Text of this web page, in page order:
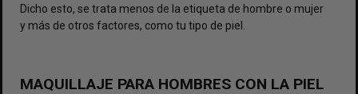
Dicho esto, se trata menos de la etiqueta de hombre o mujer
y más de otros factores, como tu tipo de piel.
MAQUILLAJE PARA HOMBRES CON LA PIEL